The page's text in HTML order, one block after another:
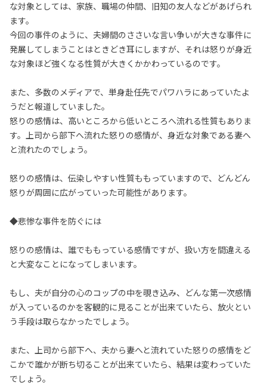
な対象としては、家族、職場の仲間、旧知の友人などがあげられ
ます。
今回の事件のように、夫婦間のささいな言い争いが大きな事件に
発展してしまうことはときどき耳にしますが、それは怒りが身近
な対象ほど強くなる性質が大きくかかわっているのです。
また、多数のメディアで、単身赴任先でパワハラにあっていたよ
うだと報道していました。
怒りの感情は、高いところから低いところへ流れる性質もありま
す。上司から部下へ流れた怒りの感情が、身近な対象である妻へ
と流れたのでしょう。
怒りの感情は、伝染しやすい性質ももっていますので、どんどん
怒りが周囲に広がっていった可能性があります。
◆悲惨な事件を防ぐには
怒りの感情は、誰でももっている感情ですが、扱い方を間違える
と大変なことになってしまいます。
もし、夫が自分の心のコップの中を覗き込み、どんな第一次感情
が入っているのかを客観的に見ることが出来ていたら、放火とい
う手段は取らなかったでしょう。
また、上司から部下へ、夫から妻へと流れていた怒りの感情をど
こかで誰かが断ち切ることが出来ていたら、結果は変わっていた
でしょう。